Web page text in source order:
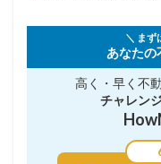
＼ まず
あなたの
高く・早く不
チャレン